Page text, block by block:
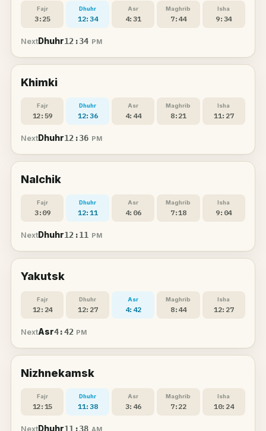
Fajr
3:25
Dhuhr
12:34
Asr
4:31
Maghrib
7:44
Isha
9:34
Next Dhuhr12:34 PM
Khimki
Fajr
12:59
Dhuhr
12:36
Asr
4:44
Maghrib
8:21
Isha
11:27
Next Dhuhr12:36 PM
Nalchik
Fajr
3:09
Dhuhr
12:11
Asr
4:06
Maghrib
7:18
Isha
9:04
Next Dhuhr12:11 PM
Yakutsk
Fajr
12:24
Dhuhr
12:27
Asr
4:42
Maghrib
8:44
Isha
12:27
NextAsr4:42 PM
Nizhnekamsk
Fajr
12:15
Dhuhr
11:38
Asr
3:46
Maghrib
7:22
Isha
10:24
Next Dhuhr11:38